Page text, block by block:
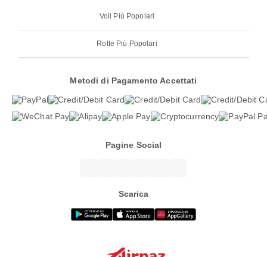
Voli Più Popolari
Rotte Più Popolari
Metodi di Pagamento Accettati
Pagine Social
Scarica